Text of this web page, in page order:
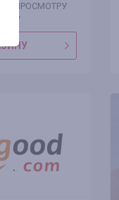
ПРОСМОТРУ